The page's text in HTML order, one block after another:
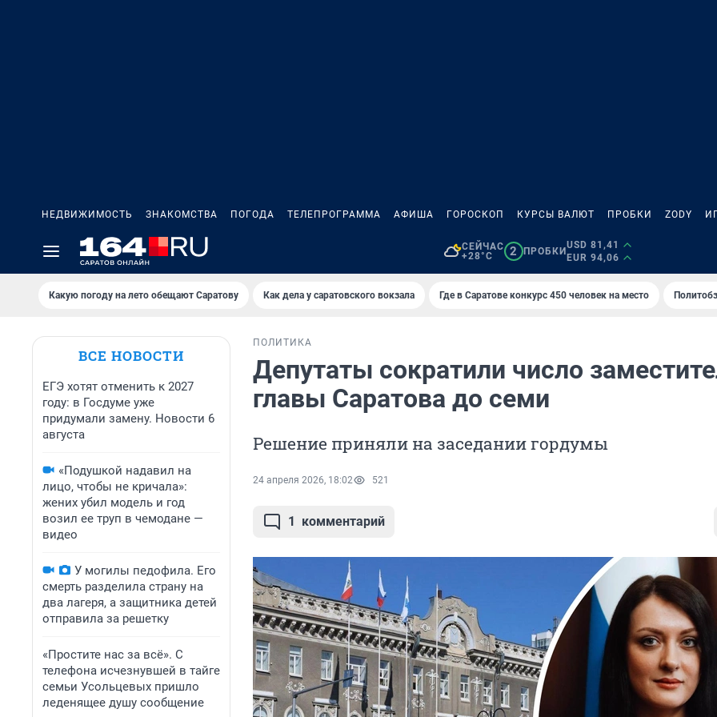
НЕДВИЖИМОСТЬ ЗНАКОМСТВА ПОГОДА ТЕЛЕПРОГРАММА АФИША ГОРОСКОП КУРСЫ ВАЛЮТ ПРОБКИ ZODY
СЕЙЧАС
+28°C
2 ПРОБКИ
USD 81,41
EUR 94,06
Какую погоду на лето обещают Саратову Как дела у саратовского вокзала Где в Саратове конкурс 450 человек на место
ВСЕ НОВОСТИ
ЕГЭ хотят отменить к 2027
году: в Госдуме уже
придумали замену. Новости 6
августа
«Подушкой надавил на
лицо, чтобы не кричала»:
жених убил модель и год
возил ее труп в чемодане —
видео
У могилы педофила. Его
смерть разделила страну на
два лагеря, а защитника детей
отправила за решетку
«Простите нас за всё». С
телефона исчезнувшей в тайге
семьи Усольцевых пришло
леденящее душу сообщение
ПОЛИТИКА
Депутаты сократили число
главы Саратова до семи
Решение приняли на заседании гордумы
24 апреля 2026, 18:02 521
1 комментарий